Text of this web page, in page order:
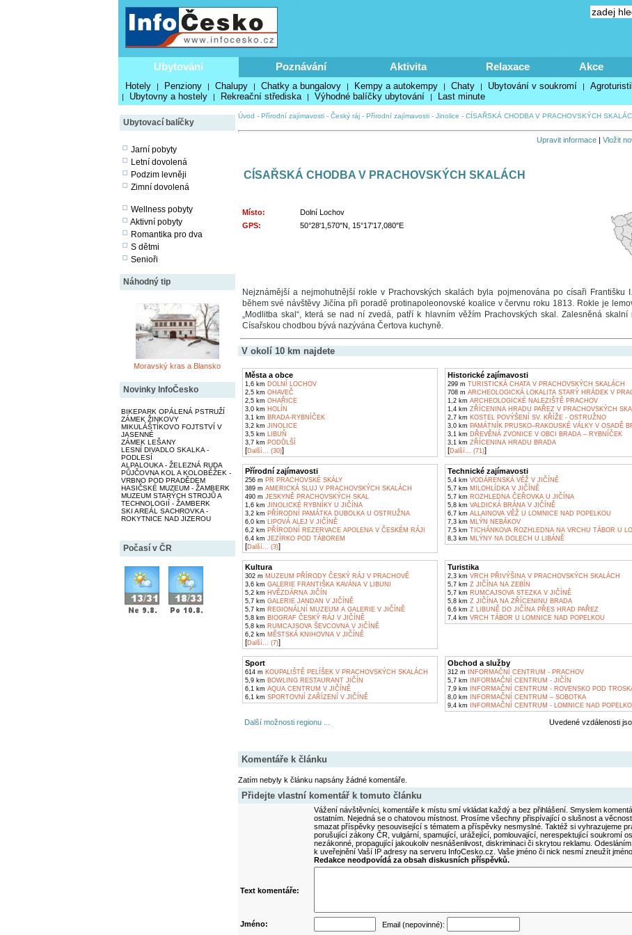
Ubytování Poznávání Aktivita Relaxace Akce
Hotely | Penziony | Chalupy | Chatky a bungalovy | Kempy a autokempy | Chaty | Ubytování v soukromí |
| Ubytovny a hostely | Rekreační střediska | Výhodné balíčky ubytování | Last minute
Ubytovací balíčky
Jarní pobyty
Letní dovolená
Podzim levněji
Zimní dovolená
Wellness pobyty
Aktivní pobyty
Romantika pro dva
S dětmi
Senioři
Náhodný tip
Moravský kras a Blansko
Novinky InfoČesko
BIKEPARK OPÁLENÁ PSTRUŽÍ
ZÁMEK ŽINKOVY
MIKULÁŠTÍKOVO FOJTSTVÍ V
JASENNÉ
ZÁMEK LEŠANY
LESNÍ DIVADLO SKALKA -
PODLESÍ
ALPALOUKA - ŽELEZNÁ RUDA
PŮJČOVNA KOL A KOLOBĚŽEK -
VRBNO POD PRADĚDEM
HASIČSKÉ MUZEUM - ŽAMBERK
MUZEUM STARÝCH STROJŮ A
TECHNOLOGIÍ - ŽAMBERK
SKI AREÁL SACHROVKA -
ROKYTNICE NAD JIZEROU
Počasí v ČR
Úvod - Přírodní zajímavosti- Český ráj- Přírodní zajímavosti- Jinolice - CÍSAŘSKÁ CHODBA V PRACHOVSKÝCH
Upravit informace| Vložit
CÍSAŘSKÁ CHODBA V PRACHOVSKÝCH SKALÁCH
Místo:
Dolní Lochov
GPS:
50°28'1,570"N, 15°17'17,080"E
Nejznámější a nejmohutnější rokle v Prachovských skalách byla pojmenována po císaři Františku
během své návštěvy Jičína při poradě protinapoleonovské koalice v červnu roku 1813. Rokle je
„Modlitba skal“, která se nad ní zvedá, patří k hlavním věžím Prachovských skal. Zalesněná skalní
Císařskou chodbou bývá nazývána Čertova kuchyně.
V okolí 10 km najdete
Města a obce
1,6 km DOLNÍ LOCHOV
2,5 km OHAVEČ
2,5 km OHAŘICE
3,0 km HOLÍN
3,1 km BRADA-RYBNÍČEK
3,2 km JINOLICE
3,5 km LIBUŇ
3,7 km PODŮLŠÍ
[Další... (30)]
Historické zajímavosti
299 m TURISTICKÁ CHATA V PRACHOVSKÝCH SKALÁCH
708 m ARCHEOLOGICKÁ LOKALITA STARÝ HRÁDEK V
1,2 km ARCHEOLOGICKÉ NALEZIŠTĚ PRACHOV
1,4 km ZŘÍCENINA HRADU PAŘEZ V PRACHOVSKÝCH
2,7 km KOSTEL POVÝŠENÍ SV. KŘÍŽE - OSTRUŽNO
3,0 km PAMÁTNÍK PRUSKO–RAKOUSKÉ VÁLKY V OSADĚ
3,1 km DŘEVĚNÁ ZVONICE V OBCI BRADA – RYBNÍČEK
3,1 km ZŘÍCENINA HRADU BRADA
[Další... (71)]
Přírodní zajímavosti
256 m PR PRACHOVSKÉ SKÁLY
389 m AMERICKÁ SLUJ V PRACHOVSKÝCH SKALÁCH
490 m JESKYNĚ PRACHOVSKÝCH SKAL
1,6 km JINOLICKÉ RYBNÍKY U JIČÍNA
3,2 km PŘÍRODNÍ PAMÁTKA DUBOLKA U OSTRUŽNA
6,0 km LIPOVÁ ALEJ V JIČÍNĚ
6,2 km PŘÍRODNÍ REZERVACE APOLENA V ČESKÉM RÁJI
6,4 km JEZÍRKO POD TÁBOREM
[Další... (3)]
Technické zajímavosti
5,4 km VODÁRENSKÁ VĚŽ V JIČÍNĚ
5,7 km MILOHLÍDKA V JIČÍNĚ
5,7 km ROZHLEDNA ČEŘOVKA U JIČÍNA
5,8 km VALDICKÁ BRÁNA V JIČÍNĚ
6,7 km ALLAINOVA VĚŽ U LOMNICE NAD POPELKOU
7,3 km MLÝN NEBÁKOV
7,5 km TICHÁNKOVA ROZHLEDNA NA VRCHU TÁBOR U
8,3 km MLÝNY NA DOLECH U LIBÁNĚ
Kultura
302 m MUZEUM PŘÍRODY ČESKÝ RÁJ V PRACHOVĚ
3,6 km GALERIE FRANTIŠKA KAVÁNA V LIBUNI
5,2 km HVĚZDÁRNA JIČÍN
5,7 km GALERIE JANDAN V JIČÍNĚ
5,7 km REGIONÁLNÍ MUZEUM A GALERIE V JIČÍNĚ
5,8 km BIOGRAF ČESKÝ RÁJ V JIČÍNĚ
5,8 km RUMCAJSOVA ŠEVCOVNA V JIČÍNĚ
6,2 km MĚSTSKÁ KNIHOVNA V JIČÍNĚ
[Další... (7)]
Turistika
2,3 km VRCH PŘIVÝŠINA V PRACHOVSKÝCH SKALÁCH
5,7 km Z JIČÍNA NA ZEBÍN
5,7 km RUMCAJSOVA STEZKA V JIČÍNĚ
5,8 km Z JIČÍNA NA ZŘÍCENINU BRADA
6,6 km Z LIBUNĚ DO JIČÍNA PŘES HRAD PAŘEZ
7,4 km VRCH TÁBOR U LOMNICE NAD POPELKOU
Sport
614 m KOUPALIŠTĚ PELÍŠEK V PRACHOVSKÝCH SKALÁCH
5,9 km BOWLING RESTAURANT JIČÍN
6,1 km AQUA CENTRUM V JIČÍNĚ
6,1 km SPORTOVNÍ ZAŘÍZENÍ V JIČÍNĚ
Obchod a služby
312 m INFORMAČNÍ CENTRUM - PRACHOV
5,7 km INFORMAČNÍ CENTRUM - JIČÍN
7,9 km INFORMAČNÍ CENTRUM - ROVENSKO POD
8,0 km INFORMAČNÍ CENTRUM – SOBOTKA
9,4 km INFORMAČNÍ CENTRUM - LOMNICE NAD
Další možnosti regionu ... Uvedené vzdálenosti
Komentáře k článku
Zatím nebyly k článku napsány žádné komentáře.
Přidejte vlastní komentář k tomuto článku
Vážení návštěvníci, komentáře k místu smí vkládat každý a bez přihlášení. Smyslem
ostatním. Nejedná se o chatovou místnost. Prosíme všechny přispívající o slušnost a
smazat příspěvky nesouvisející s tématem a příspěvky nesmyslné. Taktéž si vyhrazujeme
porušující zákony ČR, vulgární, spamující, urážející, pomlouvající, nerespektující soukromí
nezákonné, propagující jakoukoliv nesnášenlivost, diskriminaci či skrytou reklamu.
k uveřejnění Vaší IP adresy na serveru InfoCesko.cz. Vaše jméno či nick nesmí zneužít
Redakce neodpovídá za obsah diskusních příspěvků.
Text komentáře:
Jméno: Email (nepovinné):